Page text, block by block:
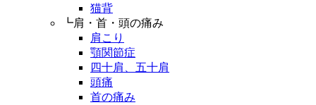
猫背
┗肩・首・頭の痛み
肩こり
顎関節症
四十肩、五十肩
頭痛
首の痛み